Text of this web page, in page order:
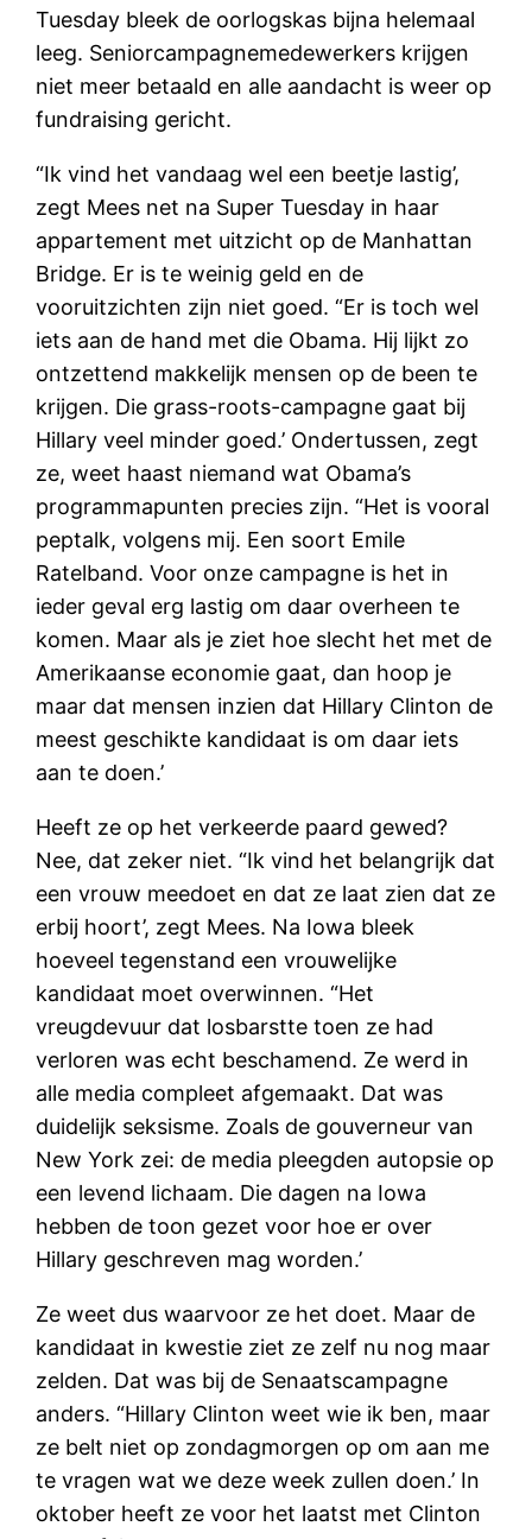
Tuesday bleek de oorlogskas bijna helemaal
leeg. Seniorcampagnemedewerkers krijgen
niet meer betaald en alle aandacht is weer op
fundraising gericht.
“Ik vind het vandaag wel een beetje lastig’,
zegt Mees net na Super Tuesday in haar
appartement met uitzicht op de Manhattan
Bridge. Er is te weinig geld en de
vooruitzichten zijn niet goed. “Er is toch wel
iets aan de hand met die Obama. Hij lijkt zo
ontzettend makkelijk mensen op de been te
krijgen. Die grass-roots-campagne gaat bij
Hillary veel minder goed.’ Ondertussen, zegt
ze, weet haast niemand wat Obama’s
programmapunten precies zijn. “Het is vooral
peptalk, volgens mij. Een soort Emile
Ratelband. Voor onze campagne is het in
ieder geval erg lastig om daar overheen te
komen. Maar als je ziet hoe slecht het met de
Amerikaanse economie gaat, dan hoop je
maar dat mensen inzien dat Hillary Clinton de
meest geschikte kandidaat is om daar iets
aan te doen.’
Heeft ze op het verkeerde paard gewed?
Nee, dat zeker niet. “Ik vind het belangrijk dat
een vrouw meedoet en dat ze laat zien dat ze
erbij hoort’, zegt Mees. Na Iowa bleek
hoeveel tegenstand een vrouwelijke
kandidaat moet overwinnen. “Het
vreugdevuur dat losbarstte toen ze had
verloren was echt beschamend. Ze werd in
alle media compleet afgemaakt. Dat was
duidelijk seksisme. Zoals de gouverneur van
New York zei: de media pleegden autopsie op
een levend lichaam. Die dagen na Iowa
hebben de toon gezet voor hoe er over
Hillary geschreven mag worden.’
Ze weet dus waarvoor ze het doet. Maar de
kandidaat in kwestie ziet ze zelf nu nog maar
zelden. Dat was bij de Senaatscampagne
anders. “Hillary Clinton weet wie ik ben, maar
ze belt niet op zondagmorgen op om aan me
te vragen wat we deze week zullen doen.’ In
oktober heeft ze voor het laatst met Clinton